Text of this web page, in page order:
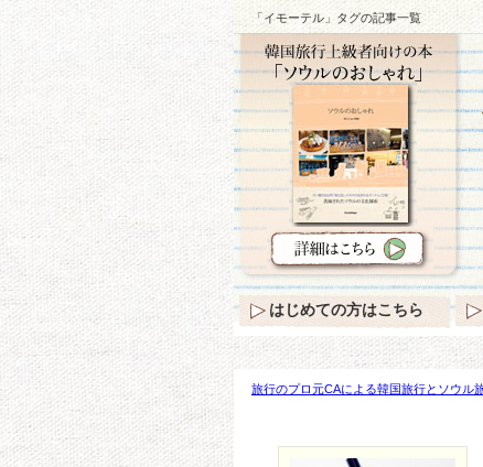
「イモーテル」タグの記事一覧
旅行のプロ元CAによる韓国旅行とソウル
はじめての方はこちら